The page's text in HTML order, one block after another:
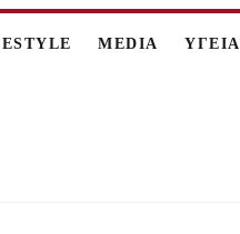
MEDIA ΥΓΕΙΑ